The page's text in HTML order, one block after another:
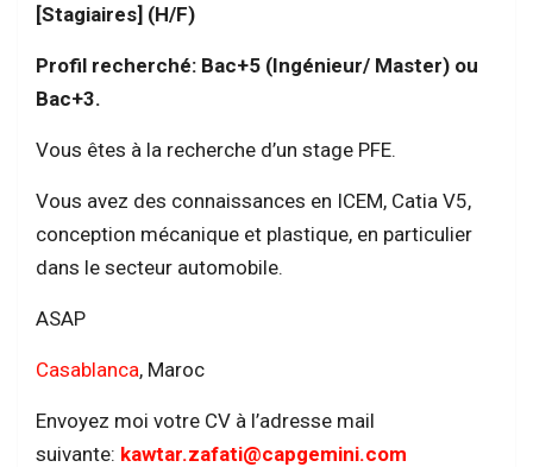
[Stagiaires] (H/F)
Profil recherché: Bac+5 (Ingénieur/ Master) ou
Bac+3.
Vous êtes à la recherche d’un stage PFE.
Vous avez des connaissances en ICEM, Catia V5,
conception mécanique et plastique, en particulier
dans le secteur automobile.
ASAP
Casablanca, Maroc
Envoyez moi votre CV à l’adresse mail
suivante: kawtar.zafati@capgemini.com